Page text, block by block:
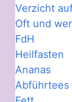
Verzicht
Oft und
FdH
Heilfasten
Ananas
Abführtees